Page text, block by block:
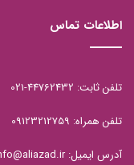
اطلاعات تماس
تلفن ثابت: 44762432-021
تلفن همراه: 09123212759
آدرس ایمیل: info@aliazad.ir